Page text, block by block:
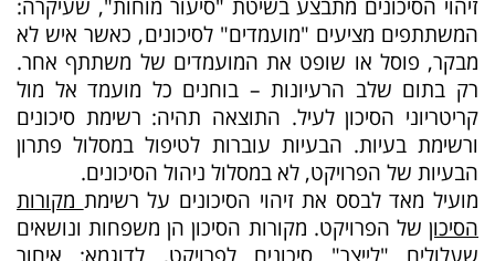
זיהוי הסיכונים מתבצע בשיטת "סיעור מוחות", שעיקרה:
המשתתפים מציעים "מועמדים" לסיכונים, כאשר איש לא
מבקר, פוסל או שופט את המועמדים של משתתף אחר.
רק בתום שלב הרעיונות – בוחנים כל מועמד אל מול
קריטריוני הסיכון לעיל. התוצאה תהיה: רשימת סיכונים
ורשימת בעיות. הבעיות עוברות לטיפול במסלול פתרון
הבעיות של הפרויקט, לא במסלול ניהול הסיכונים.
מועיל מאד לבסס את זיהוי הסיכונים על רשימת מקורות
הסיכון של הפרויקט. מקורות הסיכון הן משפחות ונושאים
שעלולים "לייצר" סיכונים לפרויקט, לדוגמא: איחור